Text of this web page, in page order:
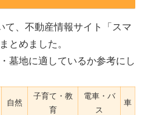
て、不動産情報サイト「スマ
とめました。
墓地に適しているか参考にし
自然
子育て・教
育
電車・バ
ス
車